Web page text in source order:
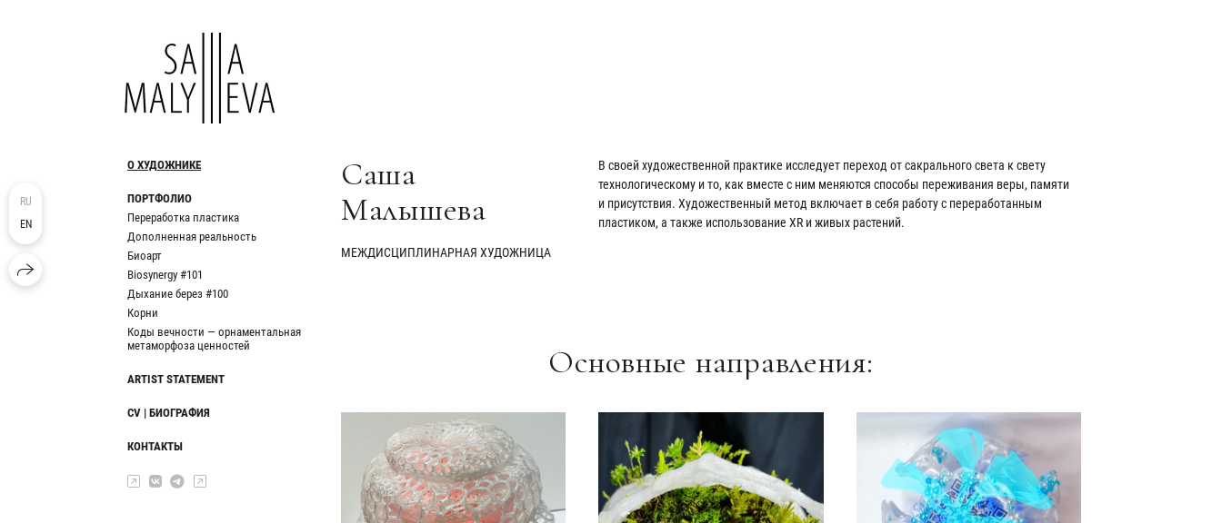
О ХУДОЖНИКЕ
ПОРТФОЛИО
Переработка пластика
Дополненная реальность
Биоарт
Biosynergy #101
Дыхание берез #100
Корни
Коды вечности — орнаментальная
метаморфоза ценностей
ARTIST STATEMENT
CV | БИОГРАФИЯ
КОНТАКТЫ
Саша
Малышева
МЕЖДИСЦИПЛИНАРНАЯ ХУДОЖНИЦА
В своей художественной практике исследует переход от сакрального света к свету
технологическому и то, как вместе с ним меняются способы переживания веры, памяти
и присутствия. Художественный метод включает в себя работу с переработанным
пластиком, а также использование XR и живых растений.
Основные направления:
RU
EN